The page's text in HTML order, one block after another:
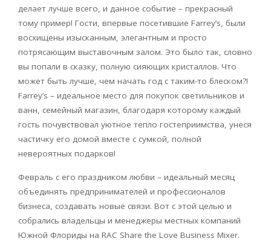
делает лучше всего, и данное событие – прекрасный
тому пример! Гости, впервые посетившие Farrey’s, были
восхищены изысканным, элегантным и просто
потрясающим выставочным залом. Это было так, словно
вы попали в сказку, полную сияющих кристаллов. Что
может быть лучше, чем начать год с таким-то блеском?!
Farrey’s – идеальное место для покупок светильников и
ванн, семейный магазин, благодаря которому каждый
гость почувствовал уютное тепло гостеприимства, унеся
частичку его домой вместе с сумкой, полной
невероятных подарков!
Февраль с его праздником любви – идеальный месяц
объединять предпринимателей и профессионалов
бизнеса, создавать новые связи. Вот с этой целью и
собрались владельцы и менеджеры местных компаний
Южной Флориды на RAC Share the Love Business Mixer.